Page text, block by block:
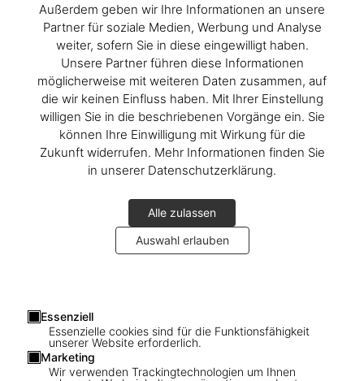
Außerdem geben wir Ihre Informationen an unsere
Partner für soziale Medien, Werbung und Analyse
weiter, sofern Sie in diese eingewilligt haben.
Unsere Partner führen diese Informationen
möglicherweise mit weiteren Daten zusammen, auf
die wir keinen Einfluss haben. Mit Ihrer Einstellung
willigen Sie in die beschriebenen Vorgänge ein. Sie
können Ihre Einwilligung mit Wirkung für die
Zukunft widerrufen. Mehr Informationen finden Sie
in unserer Datenschutzerklärung.
Alle zulassen
Auswahl erlauben
Essenziell
Essenzielle cookies sind für die Funktionsfähigkeit
unserer Website erforderlich.
Marketing
Wir verwenden Trackingtechnologien um Ihnen